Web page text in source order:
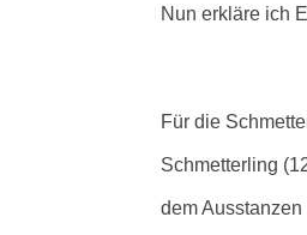
Nun erkläre ich
Für die
Schmetterling
dem